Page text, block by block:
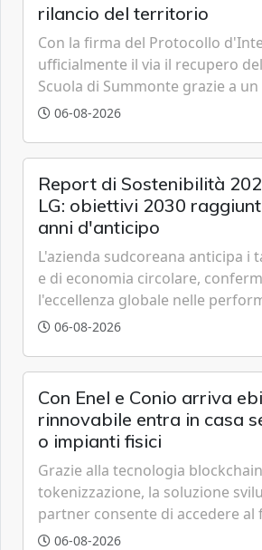
rilancio del territorio
Con la firma del Protocollo
ufficialmente il via il recupero
Scuola di Summonte grazie a
partenariato pubblico-privato e a
06-08-2026
Report di Sostenibilità
LG: obiettivi 2030
anni d'anticipo
L'azienda sudcoreana anticipa i
e di economia circolare,
l'eccellenza globale nelle
grazie a innovazione,
06-08-2026
Con Enel e Conio arriva
rinnovabile entra in casa
o impianti fisici
Grazie alla tecnologia
tokenizzazione, la soluzione
partner consente di accedere al
all'eolico ottenendo risparmi
06-08-2026